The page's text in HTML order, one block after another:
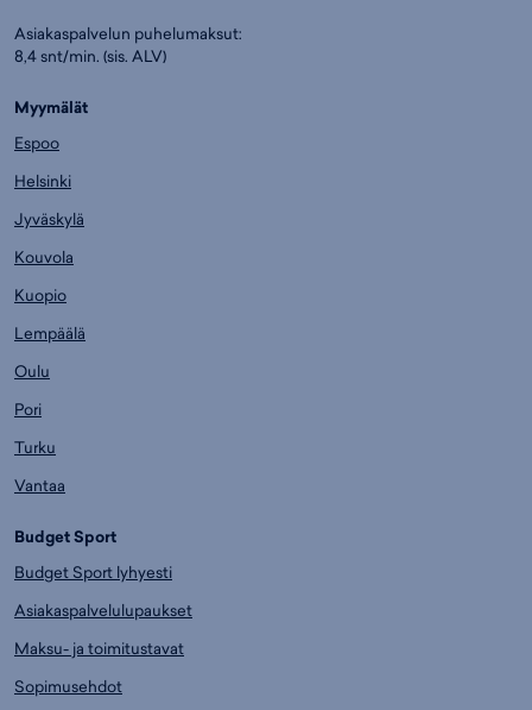
Asiakaspalvelun puhelumaksut:
8,4 snt/min. (sis. ALV)
Myymälät
Espoo
Helsinki
Jyväskylä
Kouvola
Kuopio
Lempäälä
Oulu
Pori
Turku
Vantaa
Budget Sport
Budget Sport lyhyesti
Asiakaspalvelulupaukset
Maksu- ja toimitustavat
Sopimusehdot